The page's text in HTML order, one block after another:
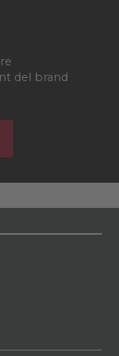
del brand